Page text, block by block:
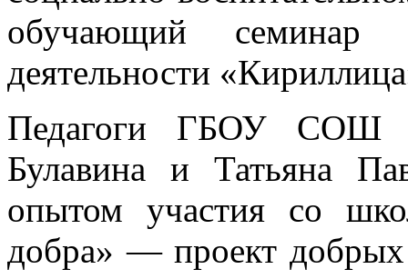
обучающий семинар
деятельности
Педагоги ГБОУ
Булавина и Татьяна
опытом участия со
добра» — проект добрых